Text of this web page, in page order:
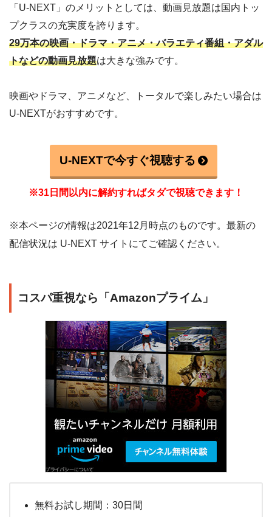
「U-NEXT」のメリットとしては、動画見放題は国内トッ
プクラスの充実度を誇ります。
29万本の映画・ドラマ・アニメ・バラエティ番組・アダル
トなどの動画見放題は大きな強みです。
映画やドラマ、アニメなど、トータルで楽しみたい場合は
U-NEXTがおすすめです。
U-NEXTで今すぐ視聴する
※31日間以内に解約すればタダで視聴できます！
※本ページの情報は2021年12月時点のものです。最新の
配信状況は U-NEXT サイトにてご確認ください。
コスパ重視なら「Amazonプライム」
無料お試し期間：30日間